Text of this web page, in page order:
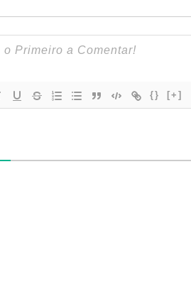
{} [+]